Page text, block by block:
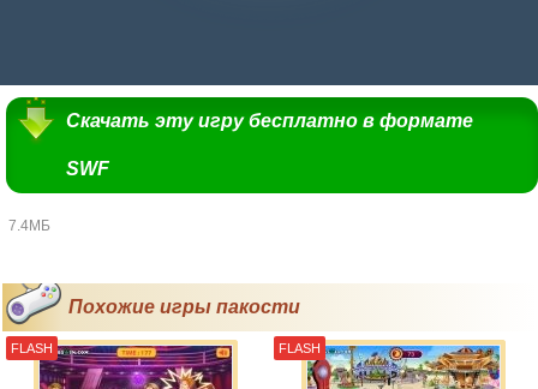
Скачать эту игру бесплатно в формате
SWF
7.4МБ
Похожие игры пакости
FLASH FLASH